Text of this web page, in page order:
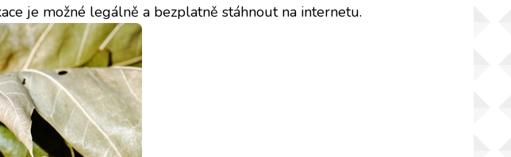
je možné legálně a bezplatně stáhnout na internetu.